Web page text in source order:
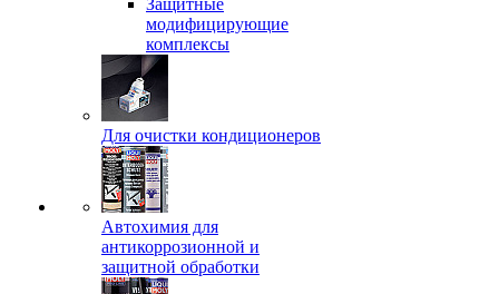
Защитные
модифицирующие
комплексы
Для очистки кондиционеров
Автохимия для
антикоррозионной и
защитной обработки